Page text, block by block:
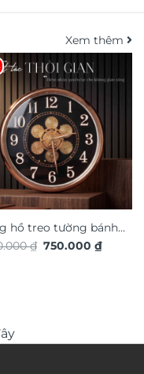
Xem thêm
hồ treo tường bánh
chuyển động trang trí
₫ Giá
750.000₫Giá